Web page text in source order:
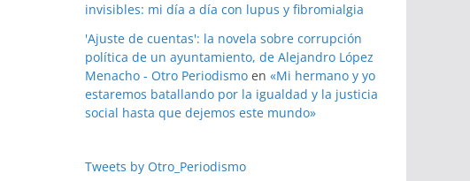
invisibles: mi día a día con lupus y fibromialgia
'Ajuste de cuentas': la novela sobre corrupción
política de un ayuntamiento, de Alejandro López
Menacho - Otro Periodismo en «Mi hermano y yo
estaremos batallando por la igualdad y la justicia
social hasta que dejemos este mundo»
Tweets by Otro_Periodismo